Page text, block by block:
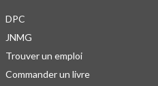
DPC
JNMG
Trouver un emploi
Commander un livre